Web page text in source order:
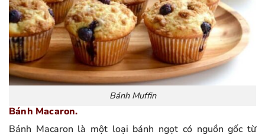
Bánh Muffin
Bánh Macaron.
Bánh Macaron là một loại bánh ngọt có nguồn gốc từ